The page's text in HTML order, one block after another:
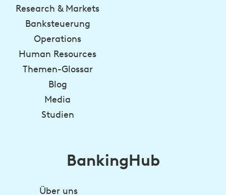
Research & Markets
Banksteuerung
Operations
Human Resources
Themen-Glossar
Blog
Media
Studien
BankingHub
Über uns